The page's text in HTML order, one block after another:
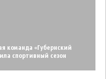
команда «Губернский
спортивный сезон